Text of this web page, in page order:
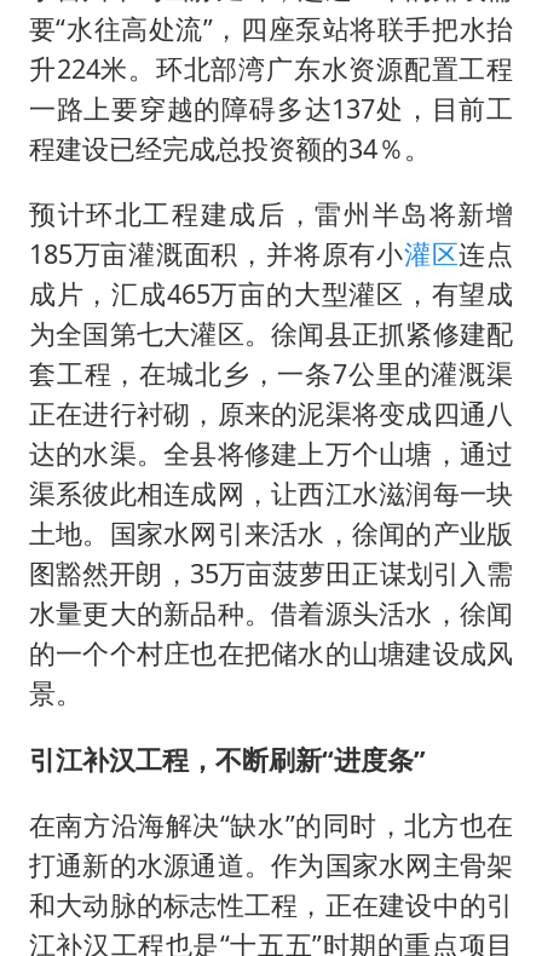
要“水往高处流”，四座泵站将联手把水抬
升224米。环北部湾广东水资源配置工程
一路上要穿越的障碍多达137处，目前工
程建设已经完成总投资额的34％。
预计环北工程建成后，雷州半岛将新增
185万亩灌溉面积，并将原有小灌区连点
成片，汇成465万亩的大型灌区，有望成
为全国第七大灌区。徐闻县正抓紧修建配
套工程，在城北乡，一条7公里的灌溉渠
正在进行衬砌，原来的泥渠将变成四通八
达的水渠。全县将修建上万个山塘，通过
渠系彼此相连成网，让西江水滋润每一块
土地。国家水网引来活水，徐闻的产业版
图豁然开朗，35万亩菠萝田正谋划引入需
水量更大的新品种。借着源头活水，徐闻
的一个个村庄也在把储水的山塘建设成风
景。
引江补汉工程，不断刷新“进度条”
在南方沿海解决“缺水”的同时，北方也在
打通新的水源通道。作为国家水网主骨架
和大动脉的标志性工程，正在建设中的引
江补汉工程也是“十五五”时期的重点项目